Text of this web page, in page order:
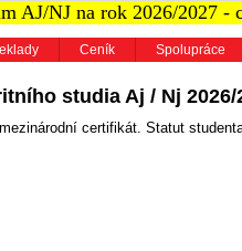
AJ/NJ na rok 2026/2027 -
Ceník Spolupráce
studia Aj / Nj 2026/
certifikát. Statut